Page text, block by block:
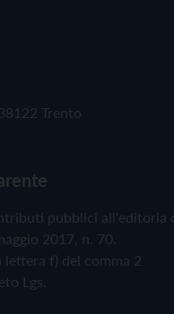
Trento
pubblici all'editoria
2017, n. 70.
lettera f) del comma 2
Lgs.